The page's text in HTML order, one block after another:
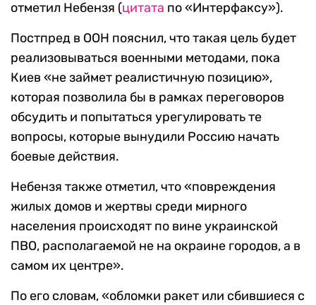
отметил Небензя (цитата по «Интерфаксу»).
Постпред в ООН пояснил, что такая цель будет
реализовываться военными методами, пока
Киев «не займет реалистичную позицию»,
которая позволила бы в рамках переговоров
обсудить и попытаться урегулировать те
вопросы, которые вынудили Россию начать
боевые действия.
Небензя также отметил, что «повреждения
жилых домов и жертвы среди мирного
населения происходят по вине украинской
ПВО, располагаемой не на окраине городов, а в
самом их центре».
По его словам, «обломки ракет или сбившиеся с